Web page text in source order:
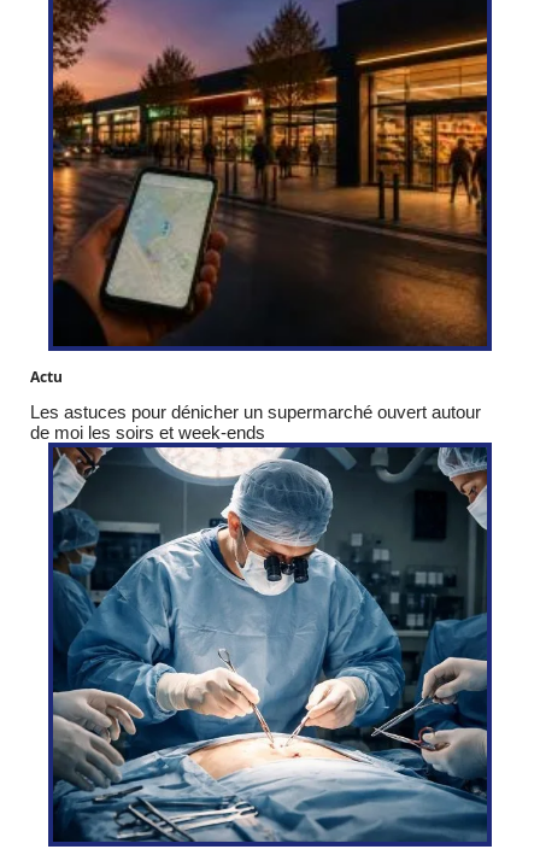
Actu
Les astuces pour dénicher un supermarché ouvert autour
de moi les soirs et week-ends